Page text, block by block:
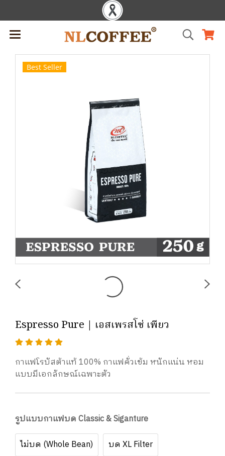
Best Seller
Espresso Pure | เอสเพรสโซ่ เพียว
กาแฟโรบัสต้าแท้ 100% กาแฟคั่วเข้ม หนักแน่น หอม
แบบมีเอกลักษณ์เฉพาะตัว
รูปแบบกาแฟบด Classic & Siganture
ไม่บด (Whole Bean)
บด XL Filter